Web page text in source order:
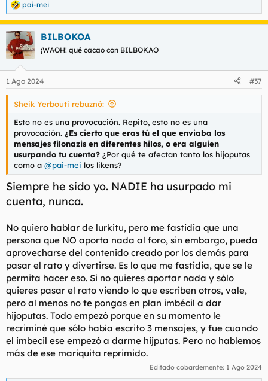
R
e
a
c
c
i
e
s
pai-mei
BILBOKOA
¡WAOH! qué cacao con BILBOKAO
1 Ago 2024 #37
Sheik Yerbouti rebuznó:
Esto no es una provocación. Repito, esto no es una
provocación. ¿Es cierto que eras tú el que enviaba los
mensajes filonazis en diferentes hilos, o era alguien
usurpando tu cuenta? ¿Por qué te afectan tanto los hijoputas
como a @pai-mei los likens?
Siempre he sido yo. NADIE ha usurpado mi
cuenta, nunca.
No quiero hablar de lurkitu, pero me fastidia que una
persona que NO aporta nada al foro, sin embargo, pueda
aprovecharse del contenido creado por los demás para
pasar el rato y divertirse. Es lo que me fastidia, que se le
permita hacer eso. Si no quieres aportar nada y sólo
quieres pasar el rato viendo lo que escriben otros, vale,
pero al menos no te pongas en plan imbécil a dar
hijoputas. Todo empezó porque en su momento le
recriminé que sólo había escrito 3 mensajes, y fue cuando
el imbecil ese empezó a darme hijputas. Pero no hablemos
más de ese mariquita reprimido.
Editado cobardemente: 1 Ago 2024